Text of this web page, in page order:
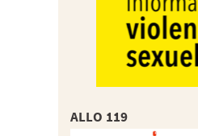
ALLO 119